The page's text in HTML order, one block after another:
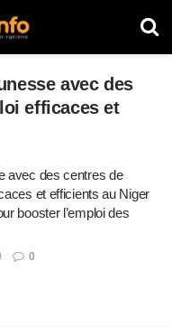
avec des
efficaces et
avec des centres de
et efficients au Niger
booster l’emploi des
0